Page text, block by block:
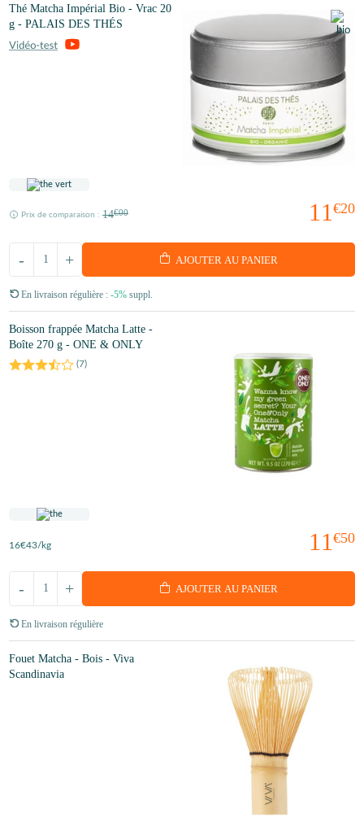
Thé Matcha Impérial Bio - Vrac 20
g - PALAIS DES THÉS
11 €20
Prix de comparaison : 14€00
+
- AJOUTER AU PANIER
En livraison régulière : -5% suppl.
Boisson frappée Matcha Latte -
Boîte 270 g - ONE & ONLY
(7)
11 €50
16€43/kg
+
- AJOUTER AU PANIER
En livraison régulière
Fouet Matcha - Bois - Viva
Scandinavia